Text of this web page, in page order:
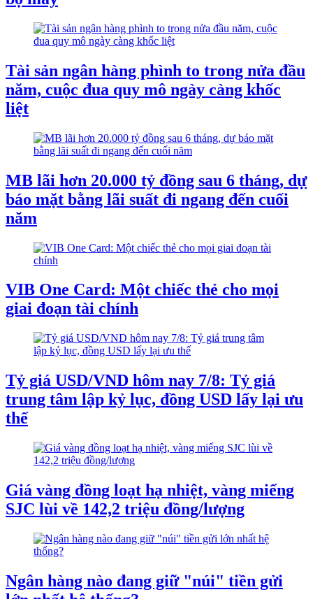
Tài sản ngân hàng phình to trong nửa đầu
năm, cuộc đua quy mô ngày càng khốc
liệt
MB lãi hơn 20.000 tỷ đồng sau 6 tháng, dự
báo mặt bằng lãi suất đi ngang đến cuối
năm
VIB One Card: Một chiếc thẻ cho mọi
giai đoạn tài chính
Tỷ giá USD/VND hôm nay 7/8: Tỷ giá
trung tâm lập kỷ lục, đồng USD lấy lại ưu
thế
Giá vàng đồng loạt hạ nhiệt, vàng miếng
SJC lùi về 142,2 triệu đồng/lượng
Ngân hàng nào đang giữ "núi" tiền gửi